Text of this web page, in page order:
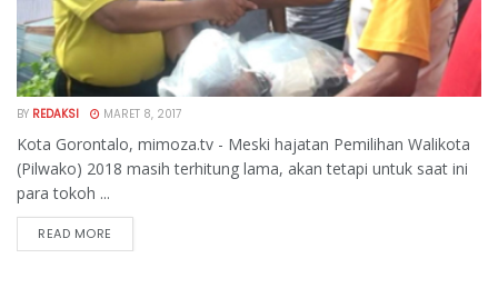
BY REDAKSI MARET 8, 2017
Kota Gorontalo, mimoza.tv - Meski hajatan Pemilihan Walikota
(Pilwako) 2018 masih terhitung lama, akan tetapi untuk saat ini
para tokoh ...
READ MORE